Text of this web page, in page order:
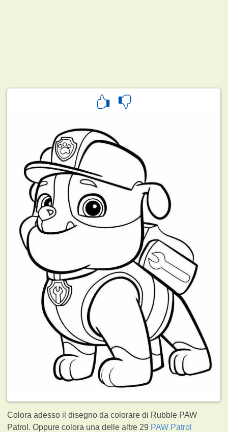
Colora adesso il disegno da colorare di Rubble PAW
Patrol. Oppure colora una delle altre 29 PAW Patrol